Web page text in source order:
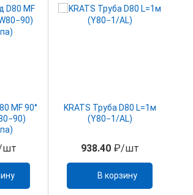
MF 90°
KRATS Труба D80 L=1м
(Y80−1/AL)
938.40₽/шт
В корзину